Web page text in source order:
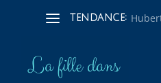
TENDANCE: